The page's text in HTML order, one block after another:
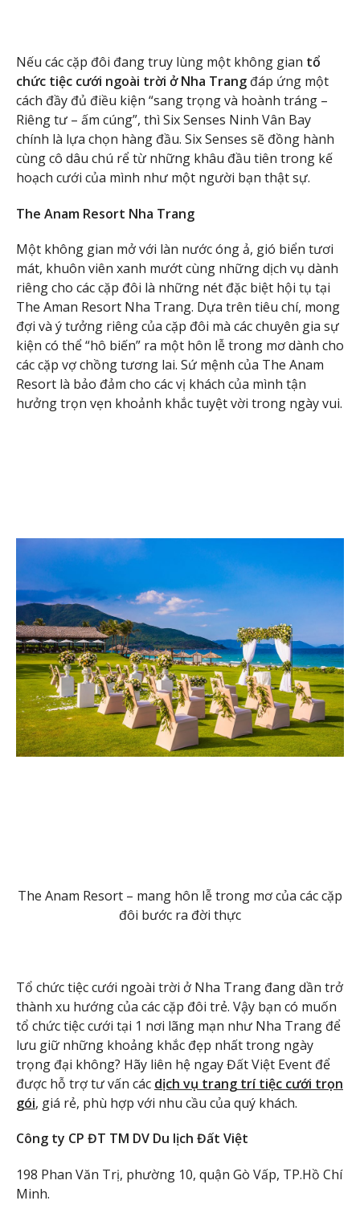
Nếu các cặp đôi đang truy lùng một không gian tổ
chức tiệc cưới ngoài trời ở Nha Trang đáp ứng một
cách đầy đủ điều kiện “sang trọng và hoành tráng –
Riêng tư – ấm cúng”, thì Six Senses Ninh Vân Bay
chính là lựa chọn hàng đầu. Six Senses sẽ đồng hành
cùng cô dâu chú rể từ những khâu đầu tiên trong kế
hoạch cưới của mình như một người bạn thật sự.
The Anam Resort Nha Trang
Một không gian mở với làn nước óng ả, gió biển tươi
mát, khuôn viên xanh mướt cùng những dịch vụ dành
riêng cho các cặp đôi là những nét đặc biệt hội tụ tại
The Aman Resort Nha Trang. Dựa trên tiêu chí, mong
đợi và ý tưởng riêng của cặp đôi mà các chuyên gia sự
kiện có thể “hô biến” ra một hôn lễ trong mơ dành cho
các cặp vợ chồng tương lai. Sứ mệnh của The Anam
Resort là bảo đảm cho các vị khách của mình tận
hưởng trọn vẹn khoảnh khắc tuyệt vời trong ngày vui.
The Anam Resort – mang hôn lễ trong mơ của các cặp
đôi bước ra đời thực
Tổ chức tiệc cưới ngoài trời ở Nha Trang đang dần trở
thành xu hướng của các cặp đôi trẻ. Vậy bạn có muốn
tổ chức tiệc cưới tại 1 nơi lãng mạn như Nha Trang để
lưu giữ những khoảng khắc đẹp nhất trong ngày
trọng đại không? Hãy liên hệ ngay Đất Việt Event để
được hỗ trợ tư vấn các dịch vụ trang trí tiệc cưới trọn
gói, giá rẻ, phù hợp với nhu cầu của quý khách.
Công ty CP ĐT TM DV Du lịch Đất Việt
198 Phan Văn Trị, phường 10, quận Gò Vấp, TP.Hồ Chí
Minh.